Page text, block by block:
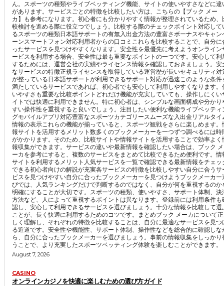
ん。スポーツの種類やライブベッティング機能、サイトの使いやすさなどに違
があります。サービスごとの特徴を比較したい方は、こちらの【ブック メー
カ】も参考になります。初心者にも分かりやすく情報が整理されているため、
較検討を進める際に役立つでしょう。比較する際のチェックポイント対応して
るスポーツの種類日本語サポートの有無入出金方法の豊富さボーナスやキャン
ーンスマートフォン対応利用者からの口コミこれらを比較することで、自分に
ったサービスを見つけやすくなります。安全性を最優先に考えようオンライン
ービスを利用する場合、安全性は最も重要なポイントの一つです。安心して利
するためには、運営会社の実績やライセンス情報を確認しておきましょう。安
なサービスの特徴正規ライセンスを取得している運営歴が長いセキュリティ対
が整っている日本語サポートが利用できるサポート対応が迅速このような条件
満たしているサービスであれば、初心者でも安心して利用しやすくなります。
いやすさも重要な比較ポイントどれだけ機能が充実していても、操作しにくい
イトでは快適に利用できません。特に初心者は、シンプルな画面構成や分かり
すい操作性を重視すると良いでしょう。注目したい便利な機能ライブベッティ
グモバイルアプリ対応豊富なスポーツカテゴリースムーズな入出金リアルタイ
情報の表示これらの機能が揃っていると、スポーツ観戦をさらに楽しめます。
報サイトを活用するメリット数多くのブックメーカーを一つずつ調べるには時
がかかります。そのため、比較サイトや情報サイトを活用することで効率よく
報収集ができます。サービスの違いや最新情報を確認したい場合は、ブック メ
ーカを参考にすると、複数のサービスをまとめて比較できるため便利です。情
サイトを利用するメリット人気サービスを一覧で確認できる最新情報をチェッ
できる初心者向けの解説が充実各サービスの特徴を比較しやすい自分に合うサ
ビスを見つけやすい自分に合ったブックメーカーを見つけようブックメーカー
びでは、人気ランキングだけで判断するのではなく、自分が何を重視するのか
明確にすることが大切です。スポーツの種類、使いやすさ、サポート体制、決
方法など、人によって重視するポイントは異なります。登録前には利用条件も
認し、安心して利用できるサービスを選びましょう。十分な情報を比較して選
ことが、長く快適に利用するためのコツです。まとめブック メーカについて正
しく理解し、それぞれの特徴を比較することは、自分に最適なサービスを見つ
る近道です。安全性や機能性、サポート体制、操作性などを総合的に確認しな
ら、自分に合ったブックメーカーを選びましょう。事前の情報収集をしっかり
うことで、より充実したスポーツベッティング体験を楽しむことができます。
August 7, 2026
CASINO
オンラインカジノを快適に楽しむための選び方ガイド